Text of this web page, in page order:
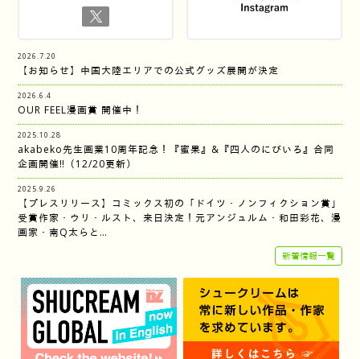
2026.7.20
【お知らせ】中国大陸エリアでの公式グッズ展開が決定
2026.6.4
OUR FEEL漫画賞 開催中！
2025.10.28
akabeko先生画業10周年記念！『蜜果』&『四人のにびいろ』合同
企画開催‼︎（12/20更新）
2025.9.26
【プレスリリース】コミックス初の「ドイツ・ノンフィクション賞」
受賞作家・ウリ・ルスト、来日決定！元アンジュルム・和田彩花、漫
画家・南Q太らと…
新着情報一覧